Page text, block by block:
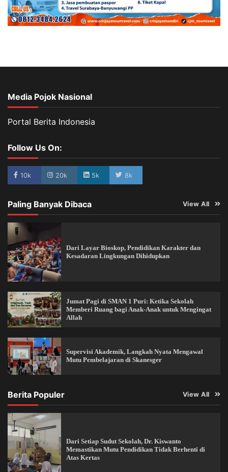
Media Pojok Nasional
Portal Berita Indonesia
Follow Us On:
10k 20k 5k 8k
Paling Banyak Dibaca View All
Dari Layar Bioskop, Pendidikan Karakter dan
Kesadaran Lingkungan Dihidupkan
Jumat Pagi di SMAN 1 Puri: Ketika Sekolah
Memberi Ruang bagi Anak-Anak untuk Mengingat
Allah
Supervisi Akademik, Langkah Nyata Mengawal
Mutu Pembelajaran di Skanesger
Berita Populer View All
Dari Setiap Sudut Sekolah, Dr. Kiswanto
Memastikan Mutu Pendidikan Tidak Berhenti di
Atas Kertas